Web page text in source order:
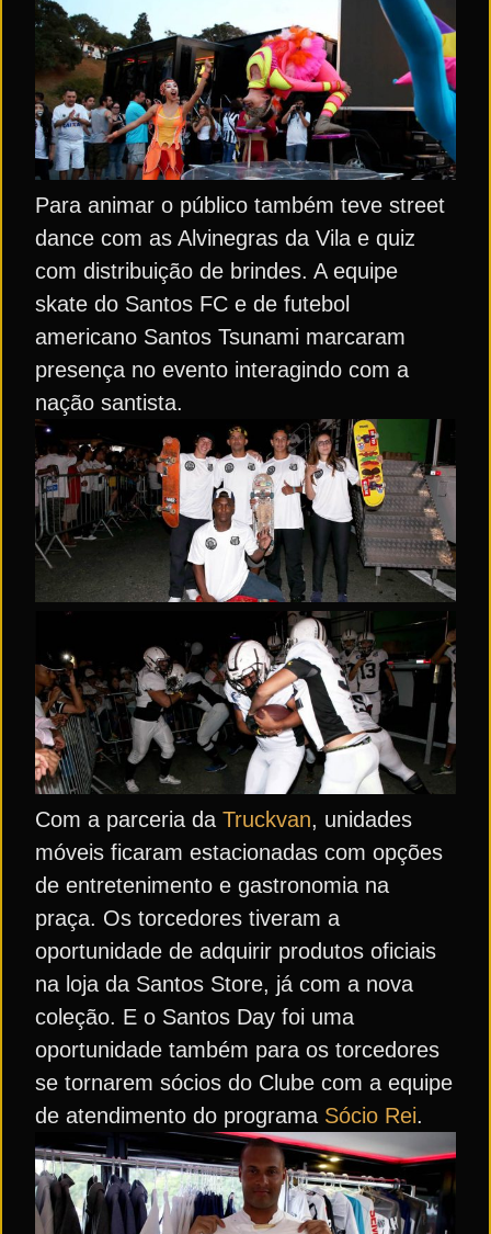
Para animar o público também teve street
dance com as Alvinegras da Vila e quiz
com distribuição de brindes. A equipe
skate do Santos FC e de futebol
americano Santos Tsunami marcaram
presença no evento interagindo com a
nação santista.
Com a parceria da Truckvan, unidades
móveis ficaram estacionadas com opções
de entretenimento e gastronomia na
praça. Os torcedores tiveram a
oportunidade de adquirir produtos oficiais
na loja da Santos Store, já com a nova
coleção. E o Santos Day foi uma
oportunidade também para os torcedores
se tornarem sócios do Clube com a equipe
de atendimento do programa Sócio Rei.